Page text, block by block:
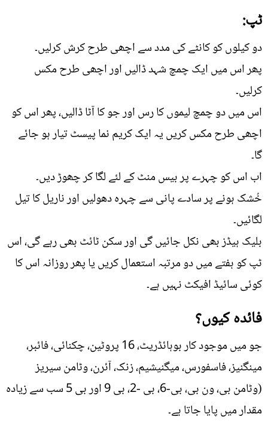
ٹپ:
دو کیلوں کو کانٹے کی مدد سے اچھی طرح کرش کرلیں۔
پھر اس میں ایک چمچ شہد ڈالیں اور اچھی طرح مکس
کرلیں۔
اس میں دو چمچ لیموں کا رس اور جو کا آٹا ڈالیں، پھر اس کو
اچھی طرح مکس کریں یہ ایک کریم نما پیسٹ تیار ہو جائے
گا۔
اب اس کو چہرے پر بیس منٹ کے لئے لگا کر چھوڑ دیں۔
خُشک ہونے پر سادے پانی سے چہرہ دھولیں اور ناریل کا تیل
لگائیں۔
بلیک ہیڈز بھی نکل جائیں گی اور سکن ٹائٹ بھی رہے گی، اس
ٹپ کو ہفتے میں دو مرتبہ استعمال کریں یا پھر روزانہ اس کا
کوئی سائیڈ افیکٹ نہیں ہے۔
فائدہ کیوں؟
جو میں موجود کار بوہائڈریٹ، 16 پروٹین، چکنائی، فائبر،
مینگنیز، فاسفورس، میگنیشیم، زنک، آئرن، وٹامن سیریز
(وٹامن بی، ون بی، بی-6، بی -2، بی 9 اور بی 5 سب سے زیادہ
مقدار میں پایا جاتا ہے۔